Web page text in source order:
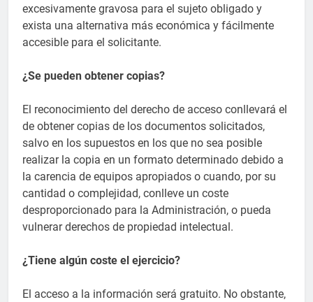
excesivamente gravosa para el sujeto obligado y
exista una alternativa más económica y fácilmente
accesible para el solicitante.
¿Se pueden obtener copias?
El reconocimiento del derecho de acceso conllevará el
de obtener copias de los documentos solicitados,
salvo en los supuestos en los que no sea posible
realizar la copia en un formato determinado debido a
la carencia de equipos apropiados o cuando, por su
cantidad o complejidad, conlleve un coste
desproporcionado para la Administración, o pueda
vulnerar derechos de propiedad intelectual.
¿Tiene algún coste el ejercicio?
El acceso a la información será gratuito. No obstante,